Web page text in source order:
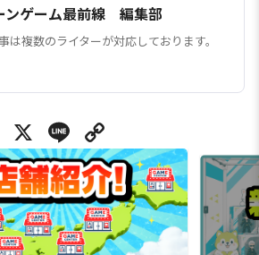
ンゲーム最前線 編集部
は複数のライターが対応しております。
X Line